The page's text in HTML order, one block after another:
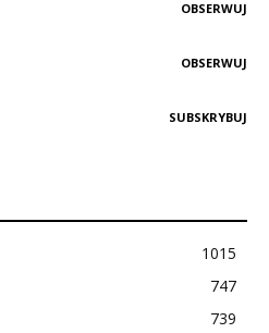
OBSERWUJ
OBSERWUJ
SUBSKRYBUJ
1015
747
739